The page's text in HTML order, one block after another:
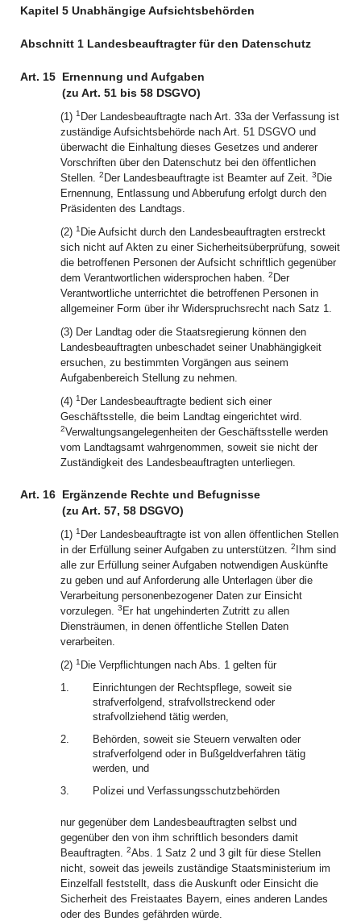
Kapitel 5 Unabhängige Aufsichtsbehörden
Abschnitt 1 Landesbeauftragter für den Datenschutz
Art. 15 Ernennung und Aufgaben
(zu Art. 51 bis 58 DSGVO)
(1) 1 Der Landesbeauftragte nach Art. 33a der Verfassung ist
zuständige Aufsichtsbehörde nach Art. 51 DSGVO und
überwacht die Einhaltung dieses Gesetzes und anderer
Vorschriften über den Datenschutz bei den öffentlichen
Stellen. 2 Der Landesbeauftragte ist Beamter auf Zeit. 3 Die
Ernennung, Entlassung und Abberufung erfolgt durch den
Präsidenten des Landtags.
(2) 1 Die Aufsicht durch den Landesbeauftragten erstreckt
sich nicht auf Akten zu einer Sicherheitsüberprüfung, soweit
die betroffenen Personen der Aufsicht schriftlich gegenüber
dem Verantwortlichen widersprochen haben. 2 Der
Verantwortliche unterrichtet die betroffenen Personen in
allgemeiner Form über ihr Widerspruchsrecht nach Satz 1.
(3) Der Landtag oder die Staatsregierung können den
Landesbeauftragten unbeschadet seiner Unabhängigkeit
ersuchen, zu bestimmten Vorgängen aus seinem
Aufgabenbereich Stellung zu nehmen.
(4) 1 Der Landesbeauftragte bedient sich einer
Geschäftsstelle, die beim Landtag eingerichtet wird.
2Verwaltungsangelegenheiten der Geschäftsstelle werden
vom Landtagsamt wahrgenommen, soweit sie nicht der
Zuständigkeit des Landesbeauftragten unterliegen.
Art. 16 Ergänzende Rechte und Befugnisse
(zu Art. 57, 58 DSGVO)
(1) 1 Der Landesbeauftragte ist von allen öffentlichen Stellen
in der Erfüllung seiner Aufgaben zu unterstützen. 2
Ihm sind
alle zur Erfüllung seiner Aufgaben notwendigen Auskünfte
zu geben und auf Anforderung alle Unterlagen über die
Verarbeitung personenbezogener Daten zur Einsicht
vorzulegen. 3 Er hat ungehinderten Zutritt zu allen
Diensträumen, in denen öffentliche Stellen Daten
verarbeiten.
(2) 1 Die Verpflichtungen nach Abs. 1 gelten für
1.
Einrichtungen der Rechtspflege, soweit sie
strafverfolgend, strafvollstreckend oder
strafvollziehend tätig werden,
2.
Behörden, soweit sie Steuern verwalten oder
strafverfolgend oder in Bußgeldverfahren tätig
werden, und
3.
Polizei und Verfassungsschutzbehörden
nur gegenüber dem Landesbeauftragten selbst und
gegenüber den von ihm schriftlich besonders damit
Beauftragten. 2Abs. 1 Satz 2 und 3 gilt für diese Stellen
nicht, soweit das jeweils zuständige Staatsministerium im
Einzelfall feststellt, dass die Auskunft oder Einsicht die
Sicherheit des Freistaates Bayern, eines anderen Landes
oder des Bundes gefährden würde.